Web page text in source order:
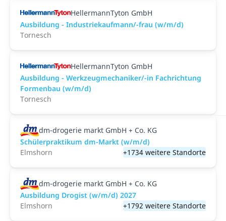
HellermannTyton GmbH
Ausbildung - Industriekaufmann/-frau (w/m/d)
Tornesch
HellermannTyton GmbH
Ausbildung - Werkzeugmechaniker/-in Fachrichtung
Formenbau (w/m/d)
Tornesch
dm-drogerie markt GmbH + Co. KG
Schülerpraktikum dm-Markt (w/m/d)
Elmshorn
+1734 weitere Standorte
dm-drogerie markt GmbH + Co. KG
Ausbildung Drogist (w/m/d) 2027
Elmshorn
+1792 weitere Standorte